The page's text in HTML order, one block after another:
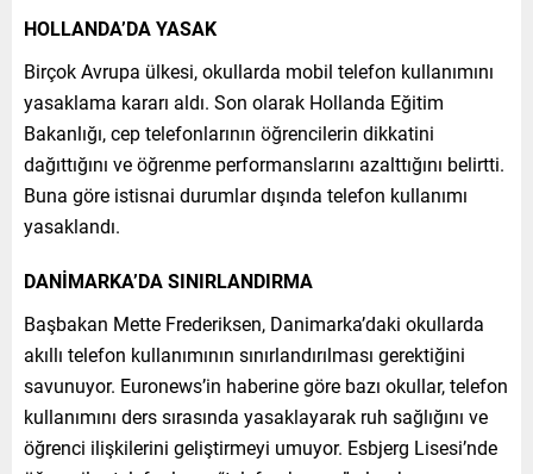
HOLLANDA’DA YASAK
Birçok Avrupa ülkesi, okullarda mobil telefon kullanımını
yasaklama kararı aldı. Son olarak Hollanda Eğitim
Bakanlığı, cep telefonlarının öğrencilerin dikkatini
dağıttığını ve öğrenme performanslarını azalttığını belirtti.
Buna göre istisnai durumlar dışında telefon kullanımı
yasaklandı.
DANİMARKA’DA SINIRLANDIRMA
Başbakan Mette Frederiksen, Danimarka’daki okullarda
akıllı telefon kullanımının sınırlandırılması gerektiğini
savunuyor. Euronews’in haberine göre bazı okullar, telefon
kullanımını ders sırasında yasaklayarak ruh sağlığını ve
öğrenci ilişkilerini geliştirmeyi umuyor. Esbjerg Lisesi’nde